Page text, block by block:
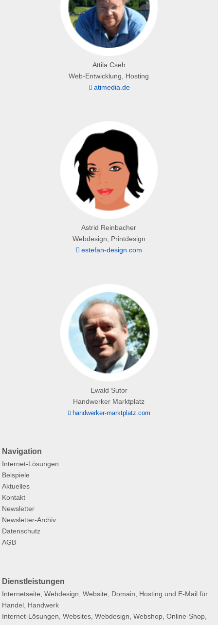
Attila Cseh
Web-Entwicklung, Hosting
atimedia.de
Astrid Reinbacher
Webdesign, Printdesign
estefan-design.com
Ewald Sutor
Handwerker Marktplatz
handwerker-marktplatz.com
Navigation
Internet-Lösungen
Beispiele
Aktuelles
Kontakt
Newsletter
Newsletter-Archiv
Datenschutz
AGB
Dienstleistungen
Internetseite, Webdesign, Website, Domain, Hosting und E-Mail für
Handel, Handwerk
Internet-Lösungen, Websites, Webdesign, Webshop, Online-Shop,